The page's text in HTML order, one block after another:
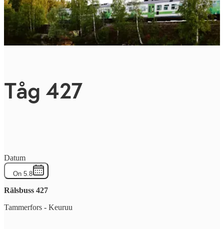
Tåg 427
Datum
On 5.8
Rälsbuss 427
Tammerfors - Keuruu